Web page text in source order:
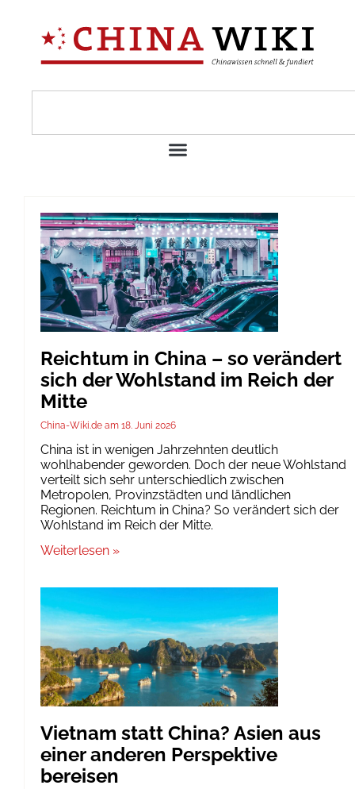
Reichtum in China – so verändert
sich der Wohlstand im Reich der
Mitte
China-Wiki.de 18. Juni 2026
China ist in wenigen Jahrzehnten deutlich
wohlhabender geworden. Doch der neue Wohlstand
verteilt sich sehr unterschiedlich zwischen
Metropolen, Provinzstädten und ländlichen
Regionen. Reichtum in China? So verändert sich der
Wohlstand im Reich der Mitte.
Weiterlesen »
Vietnam statt China? Asien aus
einer anderen Perspektive
bereisen